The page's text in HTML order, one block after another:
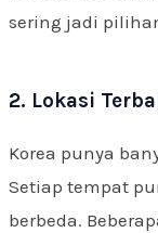
sering jadi
2. Lokasi
Korea punya
Setiap tempat
berbeda.